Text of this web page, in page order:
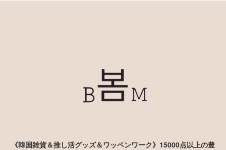
《韓国雑貨＆推し活グッズ＆ワッペンワーク》15000点以上の豊